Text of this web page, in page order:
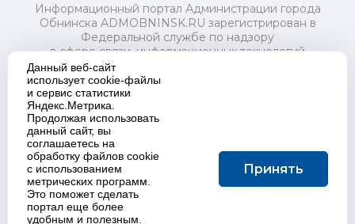
Информационный портал Администрации города
Обнинска ADMOBNINSK.RU зарегистрирован в
Федеральной службе по надзору
в сфере связи, информационных технологий
и массовых коммуникаций (Роскомнадзор) 24 июля
2018 года.
Свидетельство о регистрации Эл № ФС77-73321
Учредитель: Администрация (исполнительно-
распорядительный орган) городского округа "Город
Обнинск". Главный редактор: Байкова Е.А.
Адрес электронной почты Редакции:
redactor@admobninsk.ru
Телефон Редакции: +7 (484) 395-85-85
Настоящий ресурс содержит материалы 18+
Политика в отношении обработки персональных
Данный веб-сайт
использует cookie-файлы
и сервис статистики
Яндекс.Метрика.
Продолжая использовать
данный сайт, вы
соглашаетесь на
обработку файлов cookie
с использованием
метрических программ.
Это поможет сделать
портал еще более
удобным и полезным.
Принять